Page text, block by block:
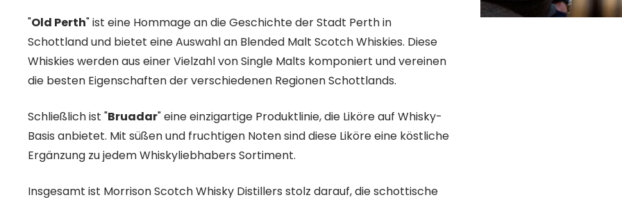
"Old Perth" ist eine Hommage an die Geschichte der Stadt Perth in
Schottland und bietet eine Auswahl an Blended Malt Scotch Whiskies. Diese
Whiskies werden aus einer Vielzahl von Single Malts komponiert und vereinen
die besten Eigenschaften der verschiedenen Regionen Schottlands.
Schließlich ist "Bruadar" eine einzigartige Produktlinie, die Liköre auf Whisky-
Basis anbietet. Mit süßen und fruchtigen Noten sind diese Liköre eine köstliche
Ergänzung zu jedem Whiskyliebhabers Sortiment.
Insgesamt ist Morrison Scotch Whisky Distillers stolz darauf, die schottische